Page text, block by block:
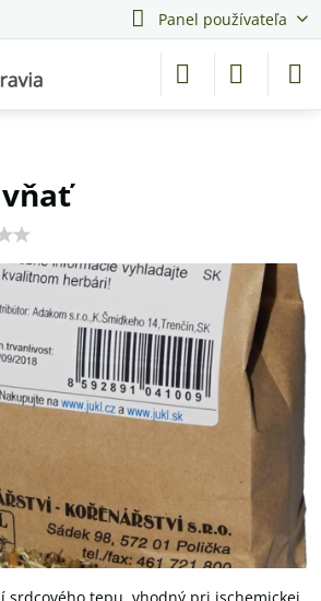
Panel používateľa